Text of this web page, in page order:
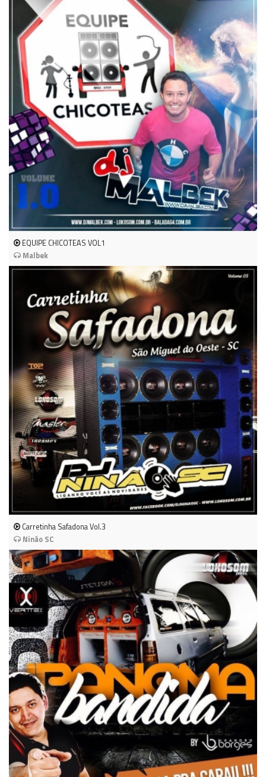
EQUIPE CHICOTEAS VOL1
Malbek
Carretinha Safadona Vol.3
Ninão SC